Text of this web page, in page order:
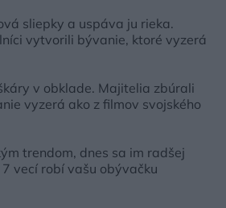
sliepky a uspáva ju rieka.
vytvorili bývanie, ktoré vyzerá
v obklade. Majitelia zbúrali
vyzerá ako z filmov svojského
trendom, dnes sa im radšej
vecí robí vašu obývačku